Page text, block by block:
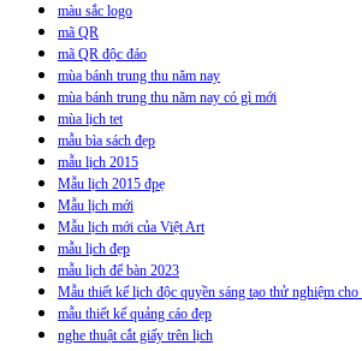
màu sắc logo
mã QR
mã QR độc đáo
mùa bánh trung thu năm nay
mùa bánh trung thu năm nay có gì mới
mùa lịch tet
mẫu bìa sách đẹp
mẫu lịch 2015
Mẫu lịch 2015 đpẹ
Mẫu lịch mới
Mẫu lịch mới của Việt Art
mẫu lịch đẹp
mẫu lịch để bàn 2023
Mẫu thiết kế lịch độc quyền sáng tạo thử nghiệm cho
mẫu thiết kế quảng cáo đẹp
nghe thuật cắt giấy trên lịch